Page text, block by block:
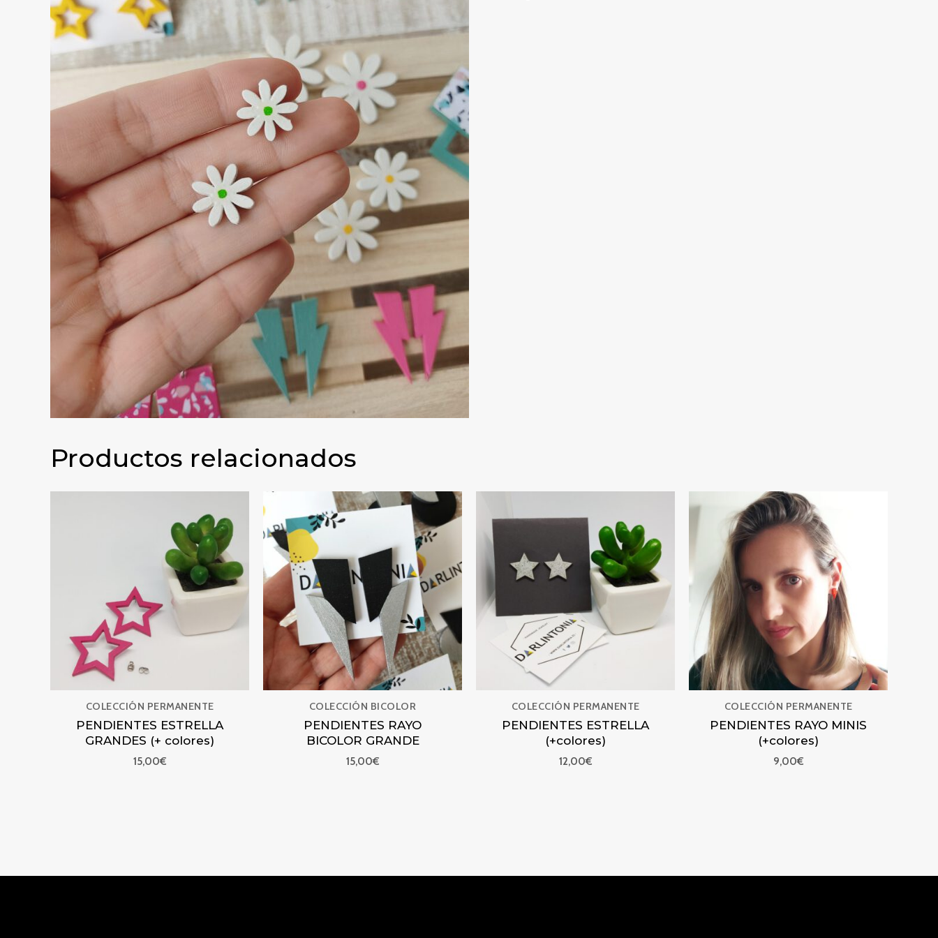
Productos relacionados
PENDIENTES ESTRELLA GRANDES (+ colores)
COLECCIÓN PERMANENTE
PENDIENTES ESTRELLA
GRANDES (+ colores)
15,00€
PENDIENTES RAYO BICOLOR GRANDE
COLECCIÓN BICOLOR
PENDIENTES RAYO
BICOLOR GRANDE
15,00€
PENDIENTES ESTRELLA (+colores)
COLECCIÓN PERMANENTE
PENDIENTES ESTRELLA
(+colores)
12,00€
PENDIENTES RAYO MINIS
COLECCIÓN PERMANENTE
PENDIENTES RAYO MINIS
(+colores)
9,00€